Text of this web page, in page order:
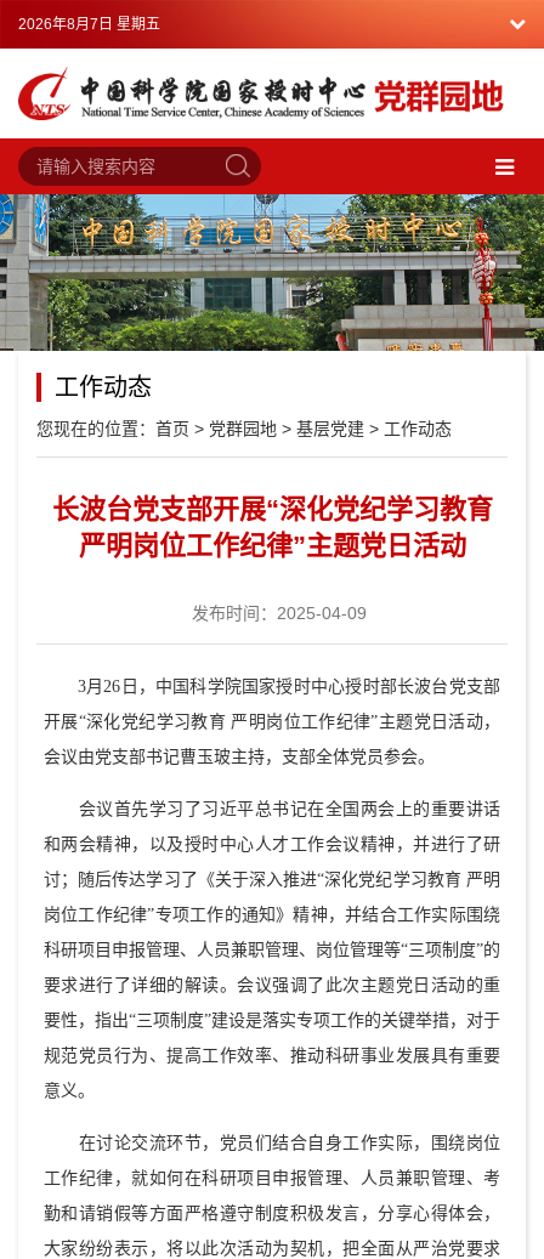
2026年8月7日 星期五
工作动态
您现在的位置： 首页 > 党群园地 > 基层党建 > 工作动态
长波台党支部开展“深化党纪学习教育
严明岗位工作纪律”主题党日活动
发布时间：2025-04-09
3月26日，中国科学院国家授时中心授时部长波台党支部
开展“深化党纪学习教育 严明岗位工作纪律”主题党日活动，
会议由党支部书记曹玉玻主持，支部全体党员参会。
会议首先学习了习近平总书记在全国两会上的重要讲话
和两会精神，以及授时中心人才工作会议精神，并进行了研
讨；随后传达学习了《关于深入推进“深化党纪学习教育 严明
岗位工作纪律”专项工作的通知》精神，并结合工作实际围绕
科研项目申报管理、人员兼职管理、岗位管理等“三项制度”的
要求进行了详细的解读。会议强调了此次主题党日活动的重
要性，指出“三项制度”建设是落实专项工作的关键举措，对于
规范党员行为、提高工作效率、推动科研事业发展具有重要
意义。
在讨论交流环节，党员们结合自身工作实际，围绕岗位
工作纪律，就如何在科研项目申报管理、人员兼职管理、考
勤和请销假等方面严格遵守制度积极发言，分享心得体会，
大家纷纷表示，将以此次活动为契机，把全面从严治党要求